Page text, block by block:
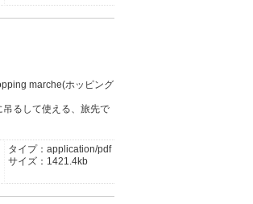
marche(ホッピング
るして使える、旅先で
タイプ：application/pdf
サイズ：1421.4kb